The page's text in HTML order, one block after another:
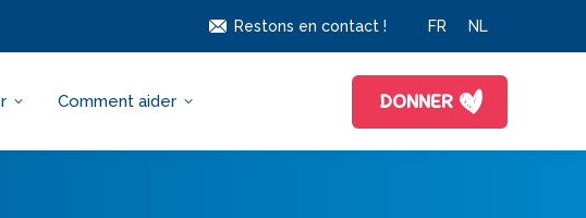
Restons en contact ! FR NL
Comment aider DONNER